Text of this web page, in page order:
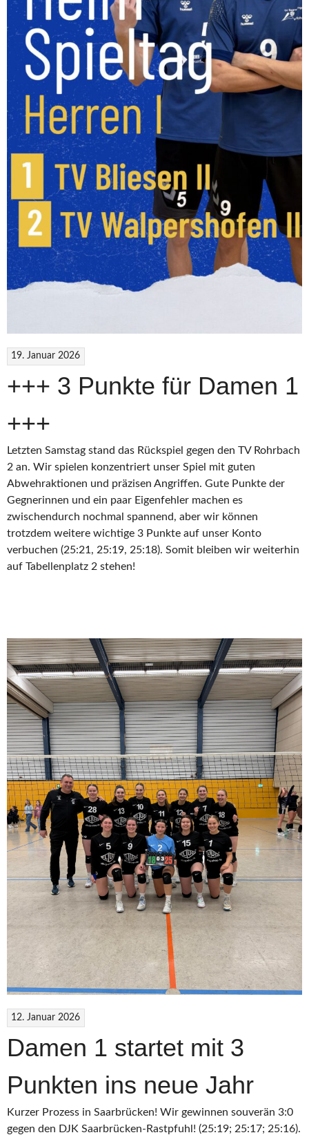
19. Januar 2026
+++ 3 Punkte für Damen 1
+++
Letzten Samstag stand das Rückspiel gegen den TV Rohrbach
2 an. Wir spielen konzentriert unser Spiel mit guten
Abwehraktionen und präzisen Angriffen. Gute Punkte der
Gegnerinnen und ein paar Eigenfehler machen es
zwischendurch nochmal spannend, aber wir können
trotzdem weitere wichtige 3 Punkte auf unser Konto
verbuchen (25:21, 25:19, 25:18). Somit bleiben wir weiterhin
auf Tabellenplatz 2 stehen!
12. Januar 2026
Damen 1 startet mit 3
Punkten ins neue Jahr
Kurzer Prozess in Saarbrücken! Wir gewinnen souverän 3:0
gegen den DJK Saarbrücken-Rastpfuhl! (25:19; 25:17; 25:16).